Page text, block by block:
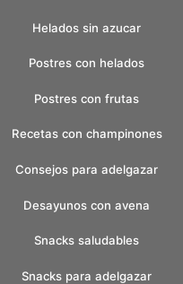
Helados sin azucar
Postres con helados
Postres con frutas
Recetas con champinones
Consejos para adelgazar
Desayunos con avena
Snacks saludables
Snacks para adelgazar